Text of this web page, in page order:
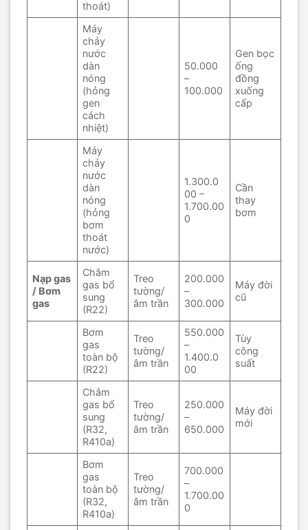
thoát)
Máy
chảy
nước
dàn
nóng
(hỏng
gen
cách
nhiệt)
50.000
–
100.000
Gen bọc
ống
đồng
xuống
cấp
Máy
chảy
nước
dàn
nóng
(hỏng
bơm
thoát
nước)
1.300.0
00 –
1.700.00
0
Cần
thay
bơm
Nạp gas
/ Bơm
gas
Châm
gas bổ
sung
(R22)
Treo
tường/
âm trần
200.000
–
300.000
Máy đời
cũ
Bơm
gas
toàn bộ
(R22)
Treo
tường/
âm trần
550.000
–
1.400.0
00
Tùy
công
suất
Châm
gas bổ
sung
(R32,
R410a)
Treo
tường/
âm trần
250.000
–
650.000
Máy đời
mới
Bơm
gas
toàn bộ
(R32,
R410a)
Treo
tường/
âm trần
700.000
–
1.700.00
0